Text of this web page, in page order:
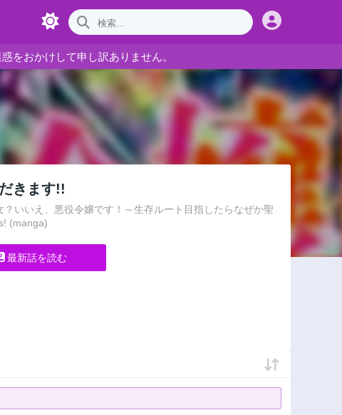
をおかけして申し訳ありません。
きます!!
いいえ、悪役令嬢です！～生存ルート目指したらなぜか聖
(manga)
最新話を読む